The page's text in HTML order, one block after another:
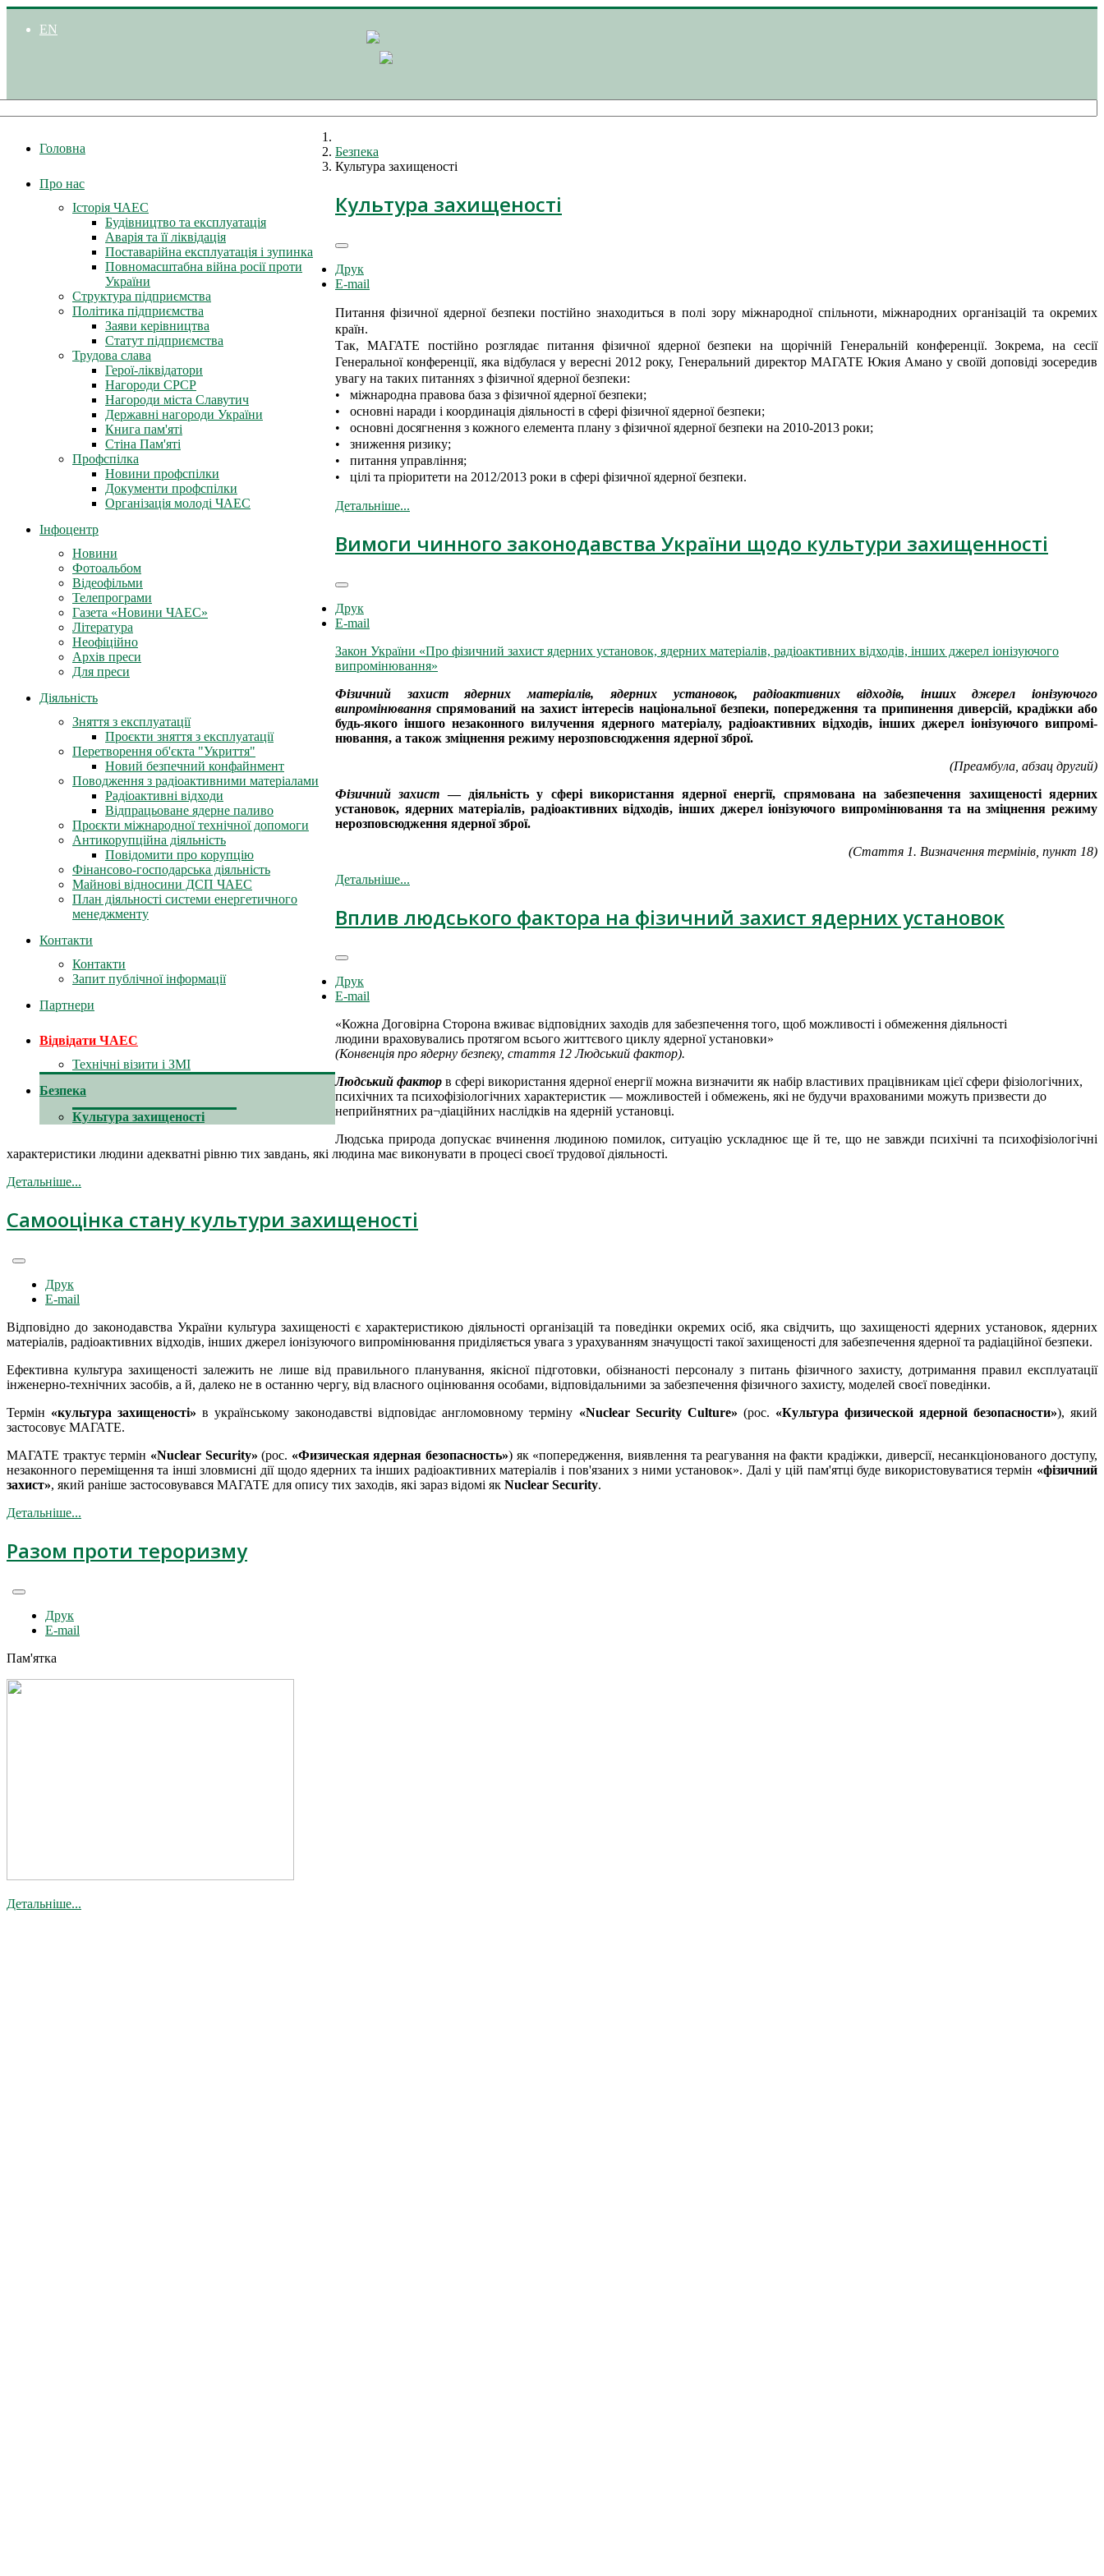
EN
Головна
Про нас
Історія ЧАЕС
Будівництво та експлуатація
Аварія та її ліквідація
Поставарійна експлуатація і зупинка
Повномасштабна війна росії проти
України
Структура підприємства
Політика підприємства
Заяви керівництва
Статут підприємства
Трудова слава
Герої-ліквідатори
Нагороди СРСР
Нагороди міста Славутич
Державні нагороди України
Книга пам'яті
Стіна Пам'яті
Профспілка
Новини профспілки
Документи профспілки
Організація молоді ЧАЕС
Інфоцентр
Новини
Фотоальбом
Відеофільми
Телепрограми
Газета «Новини ЧАЕС»
Література
Неофіційно
Архів преси
Для преси
Діяльність
Зняття з експлуатації
Проєкти зняття з експлуатації
Перетворення об'єкта "Укриття"
Новий безпечний конфайнмент
Поводження з радіоактивними матеріалами
Радіоактивні відходи
Відпрацьоване ядерне паливо
Проєкти міжнародної технічної допомоги
Антикорупційна діяльність
Повідомити про корупцію
Фінансово-господарська діяльність
Майнові відносини ДСП ЧАЕС
План діяльності системи енергетичного
менеджменту
Контакти
Контакти
Запит публічної інформації
Партнери
Відвідати ЧАЕС
Технічні візити і ЗМІ
Безпека
Культура захищеності
Безпека
Культура захищеності
Культура захищеності
Друк
E-mail
Питання фізичної ядерної безпеки постійно знаходиться в полі зору міжнародної спільноти, міжнародних організацій та окремих
країн.
Так, МАГАТЕ постійно розглядає питання фізичної ядерної безпеки на щорічній Генеральній конференції. Зокрема, на сесії
Генеральної конференції, яка відбулася у вересні 2012 року, Генеральний директор МАГАТЕ Юкия Амано у своїй доповіді зосередив
увагу на таких питаннях з фізичної ядерної безпеки:
• міжнародна правова база з фізичної ядерної безпеки;
• основні наради і координація діяльності в сфері фізичної ядерної безпеки;
• основні досягнення з кожного елемента плану з фізичної ядерної безпеки на 2010-2013 роки;
• зниження ризику;
• питання управління;
• цілі та пріоритети на 2012/2013 роки в сфері фізичної ядерної безпеки.
Детальніше...
Вимоги чинного законодавства України щодо культури захищенності
Друк
E-mail
Закон України «Про фізичний захист ядерних установок, ядерних матеріалів, радіоактивних відходів, інших джерел іонізуючого
випромінювання»
Фізичний захист ядерних матеріалів, ядерних установок, радіоактив­них відходів, інших джерел іонізуючого
випромінювання спрямований на захист інтересів національної безпеки, попередження та припинення диверсій, крадіжки або
будь-якого іншого незаконного вилучення ядерного матеріалу, радіоактивних відходів, інших джерел іонізуючого випромі­
нювання, а також зміцнення режиму нерозповсюдження ядерної зброї.
(Преамбула, абзац другий)
Фізичний захист— діяльність у сфері використання ядерної енергії, спрямована на забезпечення захищеності ядерних
установок, ядерних матеріалів, радіоактивних відходів, інших джерел іонізуючого випро­мінювання та на зміцнення режиму
нерозповсюдження ядерної зброї.
(Стаття 1. Визначення термінів, пункт 18)
Детальніше...
Вплив людського фактора на фізичний захист ядерних установок
Друк
E-mail
«Кожна Договірна Сторона вживає відповідних заходів для забезпечення того, щоб можливості і обмеження діяльності
людини враховувались протягом всього життєвого циклу ядерної установки»
(Конвенція про ядерну безпеку, стаття 12 Людський фактор).
Людський фактор в сфері використання ядерної енергії можна визначити як набір властивих працівникам цієї сфери фізіологічних,
психічних та психофізіологічних характеристик — можливостей і обмежень, які не будучи врахованими можуть призвести до
неприйнятних ра¬діаційних наслідків на ядерній установці.
Людська природа допускає вчинення людиною помилок, ситуацію ускладнює ще й те, що не завжди психічні та психофізіологічні
характеристики людини адекватні рівню тих завдань, які людина має виконувати в процесі своєї трудової діяльності.
Детальніше...
Самооцінка стану культури захищеності
Друк
E-mail
Відповідно до законодавства України культура захищеності є характеристикою діяльності організацій та поведінки окремих осіб, яка свідчить, що захищеності ядерних установок, ядерних
матеріалів, радіоактивних відходів, інших джерел іонізуючого випромінювання приділяється увага з урахуванням значущості такої захищеності для забезпечення ядерної та радіаційної безпеки.
Ефективна культура захищеності залежить не лише від правильного планування, якісної підготовки, обізнаності персоналу з питань фізичного захисту, дотримання правил експлуатації
інженерно-технічних засобів, а й, далеко не в останню чергу, від власного оцінювання особами, відповідальними за забезпечення фізичного захисту, моделей своєї поведінки.
Термін «культура захищеності» в українському законодавстві відповідає англомовному терміну «Nuclear Security Culture» (рос. «Культура физической ядерной безопасности»), який
застосовує МАГАТЕ.
МАГАТЕ трактує термін «Nuclear Security» (рос. «Физическая ядерная безопасность») як «попередження, виявлення та реагування на факти крадіжки, диверсії, несанкціонованого доступу,
незаконного переміщення та інші зловмисні дії щодо ядерних та інших радіоактивних матеріалів і пов'язаних з ними установок». Далі у цій пам'ятці буде використовуватися термін «фізичний
захист», який раніше застосовувався МАГАТЕ для опису тих заходів, які зараз відомі як Nuclear Security.
Детальніше...
Разом проти тероризму
Друк
E-mail
Пам'ятка
Детальніше...